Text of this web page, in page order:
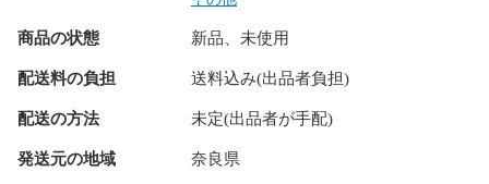
商品の状態 新品、未使用
配送料の負担 送料込み(出品者負担)
配送の方法 未定(出品者が手配)
発送元の地域 奈良県